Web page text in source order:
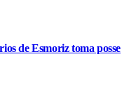
de Esmoriz toma posse